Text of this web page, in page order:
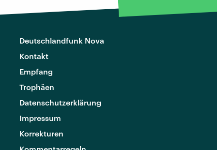
Deutschlandfunk Nova
Kontakt
Empfang
Trophäen
Datenschutzerklärung
Impressum
Korrekturen